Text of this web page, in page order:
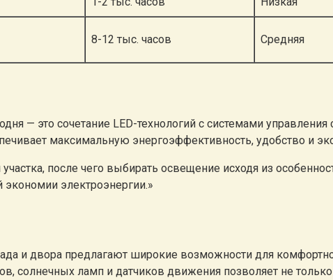
8-12 тыс. часов Средняя
— это сочетание LED-технологий с системами
максимальную энергоэффективность, удобство и
после чего выбирать освещение исходя из
экономии электроэнергии.»
и двора предлагают широкие возможности для
солнечных ламп и датчиков движения позволяет не только